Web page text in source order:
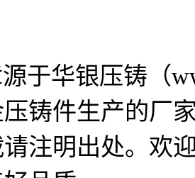
于华银压铸（
铸件生产的厂
注明出处。欢